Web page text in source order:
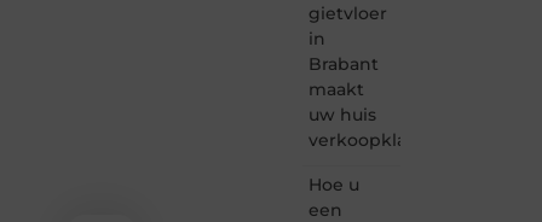
gietvloer
in
Brabant
maakt
uw huis
verkoopklaar
Hoe u
een